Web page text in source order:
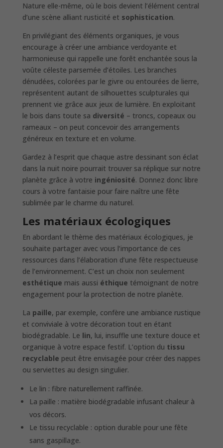
Nature elle-même, où le bois devient l’élément central
d’une scène alliant rusticité et sophistication.
En privilégiant des éléments organiques, je vous
encourage à créer une ambiance verdoyante et
harmonieuse qui rappelle une forêt enchantée sous la
voûte céleste parsemée d’étoiles. Les branches
dénudées, colorées par le givre ou entourées de lierre,
représentent autant de silhouettes sculpturales qui
prennent vie grâce aux jeux de lumière. En exploitant
le bois dans toute sa diversité – troncs, copeaux ou
rameaux – on peut concevoir des arrangements
généreux en texture et en volume.
Gardez à l’esprit que chaque astre dessinant son éclat
dans la nuit noire pourrait trouver sa réplique sur notre
planète grâce à votre ingéniosité. Donnez donc libre
cours à votre fantaisie pour faire naître une fête
sublimée par le charme du naturel.
Les matériaux écologiques
En abordant le thème des matériaux écologiques, je
souhaite partager avec vous l’importance de ces
ressources dans l’élaboration d’une fête respectueuse
de l’environnement. C’est un choix non seulement
esthétique mais aussi éthique témoignant de notre
engagement pour la protection de notre planète.
La paille, par exemple, confère une ambiance rustique
et conviviale à votre décoration tout en étant
biodégradable. Le lin, lui, insuffle une texture douce et
organique à votre espace festif. L’option du tissu
recyclable peut être envisagée pour créer des nappes
ou serviettes au design singulier.
Le lin : fibre naturellement raffinée.
La paille : matière biodégradable infusant chaleur à
vos décors.
Le tissu recyclable : option durable pour une fête
sans gaspillage.